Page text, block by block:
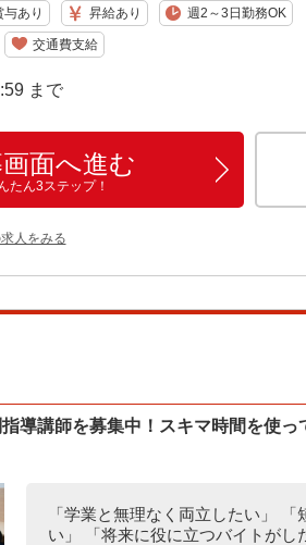
あり 昇給あり 週2～3日勤務OK
交通費支給
まで
面へ進む
たん3ステップ！
人をみる
導講師を募集中！スキマ時間を使っ
「学業と無理なく両立したい」
い」 「将来に役に立つバイトがし